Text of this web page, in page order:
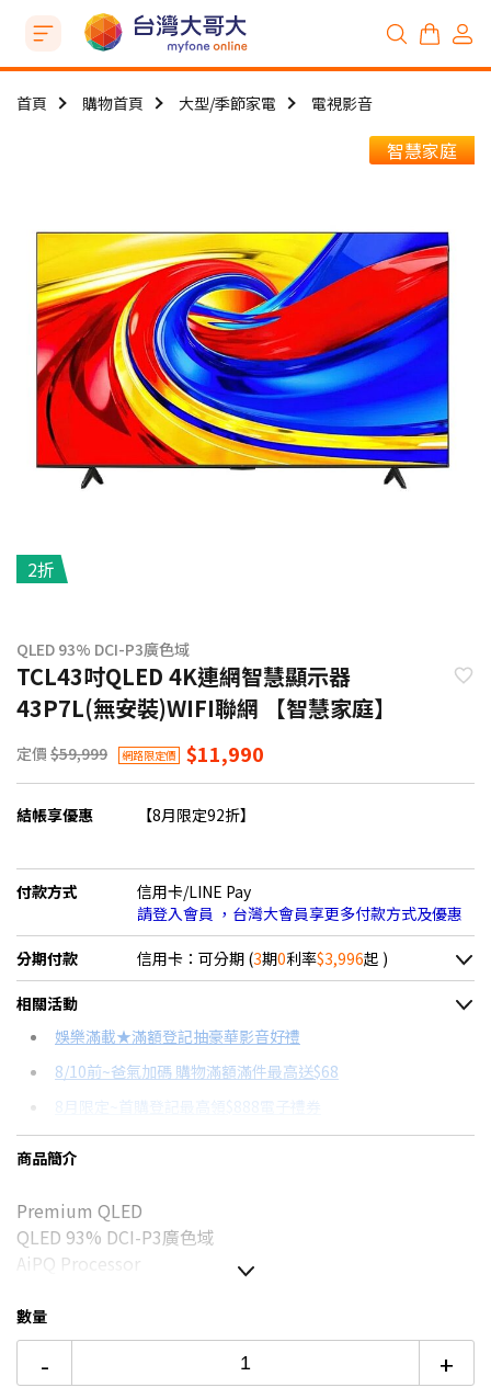
首頁 購物首頁 大型/季節家電 電視影音
智慧家庭
2折
QLED 93% DCI-P3廣色域
TCL43吋QLED 4K連網智慧顯示器
43P7L(無安裝)WIFI聯網 【智慧家庭】
定價 $59,999 網路限定價 $11,990
結帳享優惠 【8月限定92折】
付款方式
信用卡/LINE Pay
請登入會員 ，台灣大會員享更多付款方式及優惠
分期付款 信用卡：可分期 (3期0利率$3,996起 )
＊實際可分期數、適用利率，請以購物車顯示為主
信用卡分期
分期數
12期
每期金額 配合銀行/業者
相關活動
娛樂滿載★滿額登記抽豪華影音好禮
8/10前~爸氣加碼 購物滿額滿件最高送$68
8月限定~首購登記最高領$888電子禮券
台灣大哥大Open Possible聯名卡滿額最高回饋25%
TCL C755震撼開箱！→點我看達人教你買
商品簡介
Premium QLED
QLED 93% DCI-P3廣色域
AiPQ Processor
本商品僅含運送到府而已，不含樓層
偏遠地區及外島不送！
數量
- +